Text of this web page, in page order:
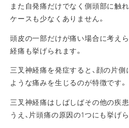
また自発痛だけでなく側頭部に触
ケースも少なくありません。
頭皮の一部だけが痛い場合に考え
経痛も挙げられます。
三叉神経痛を発症すると、顔の片
ような痛みを生じるのが特徴です。
三叉神経痛はしばしばその他の疾
うえ、片頭痛の原因の1つにも挙げ